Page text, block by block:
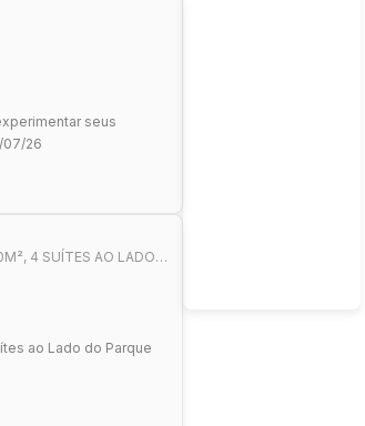
seus
07/26
4 SUÍTES AO LADO
ao Lado do Parque